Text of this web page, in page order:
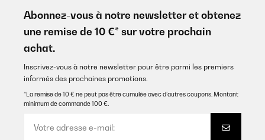
Geräuschpegel im Mittelfeld.Leistung hervorragend.
Amazon-Benutzer
Traduire
24/10/2025
Abonnez-vous à notre newsletter et obtenez
une remise de 10 €* sur votre prochain
achat.
Inscrivez-vous à notre newsletter pour être parmi les premiers
informés des prochaines promotions.
*La remise de 10 € ne peut pas être cumulée avec d’autres coupons. Montant
minimum de commande 100 €.